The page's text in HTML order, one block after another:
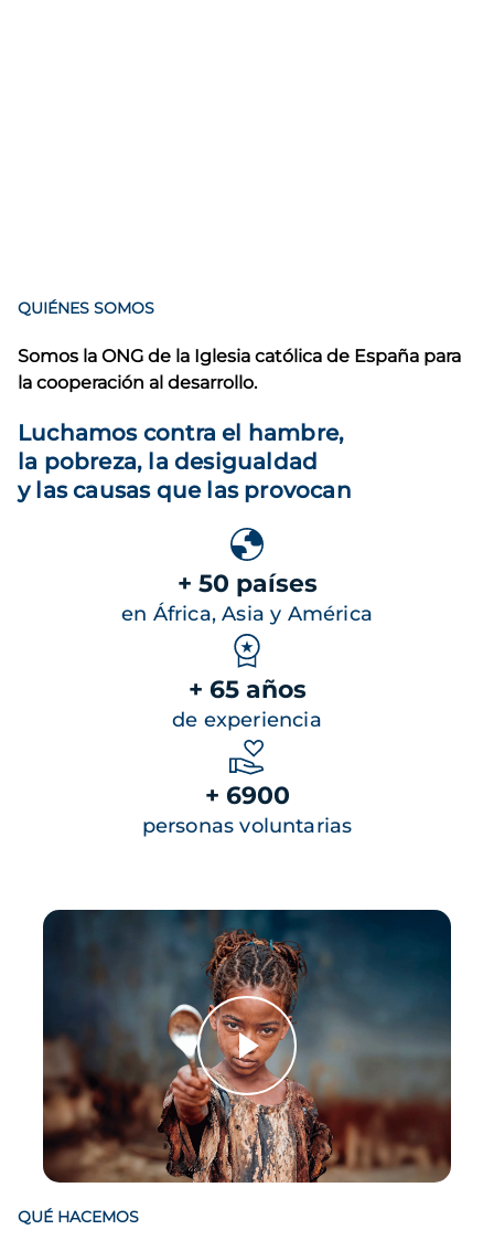
QUIÉNES SOMOS
Somos la ONG de la Iglesia católica de España para
la cooperación al desarrollo.
Luchamos contra el hambre,
la pobreza, la desigualdad
y las causas que las provocan
+ 50 países
en África, Asia y América
+ 65 años
de experiencia
+ 6900
personas voluntarias
QUÉ HACEMOS